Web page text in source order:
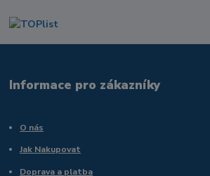
Informace pro zákazníky
O nás
Jak Nakupovat
Doprava a platba